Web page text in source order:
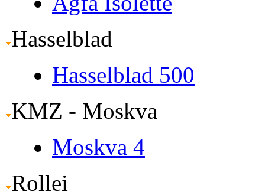
Hasselblad
Hasselblad 500
KMZ - Moskva
Moskva 4
Rollei